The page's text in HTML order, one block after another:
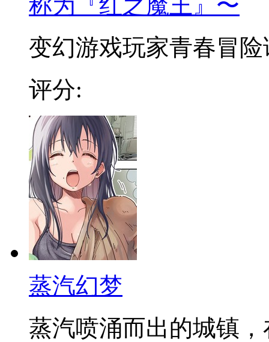
称为『红之魔王』〜
变幻游戏玩家青春冒险
评分:
蒸汽幻梦
蒸汽喷涌而出的城镇，